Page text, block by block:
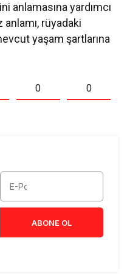
anlamasına yardımcı
rüyadaki
yaşam şartlarına
0 0
ABONE OL